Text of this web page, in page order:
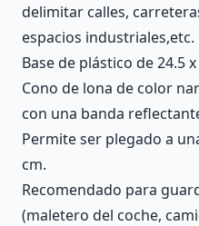
delimitar calles,
espacios industriales,etc.
Base de plástico de 24.5
Cono de lona de color
con una banda
Permite ser plegado a
cm.
Recomendado para
(maletero del coche,